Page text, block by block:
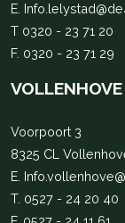
E.
T 0320 - 23 71 20
F. 0320 - 23 71 29
Voorpoort 3
8325 CL
E.
T. 0527 - 24 20 40